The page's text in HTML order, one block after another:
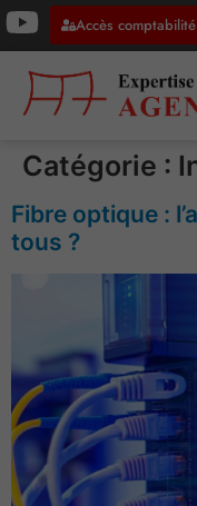
Accès comptabilité
Catégorie :
Fibre optique :
tous ?